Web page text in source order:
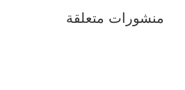
منشورات متعلقة